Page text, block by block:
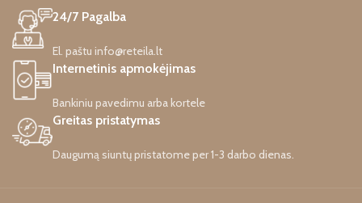
PREKĖ. GALI TURĖTI
NAUDOJIMO
ŽENKLŲ, KAIP MENKI
NEŽYMŪS
MIKROĮTRUKIMAI,
BŪTI PAŽEISTA
PAKUOTĖ.
24/7 Pagalba
El. paštu info@reteila.lt
Internetinis apmokėjimas
Bankiniu pavedimu arba kortele
Greitas pristatymas
Daugumą siuntų pristatome per 1-3 darbo dienas.